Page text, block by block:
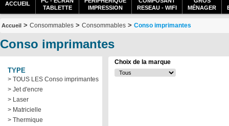
ACCUEIL
TABLETTE
IMPRESSION
RESEAU - WIFI
MÉNAGER
Accueil > Consommables > Consommables > Conso imprimantes
Conso imprimantes
TYPE
> TOUS LES Conso imprimantes
> Jet d'encre
> Laser
> Matricielle
> Thermique
Choix de la marque